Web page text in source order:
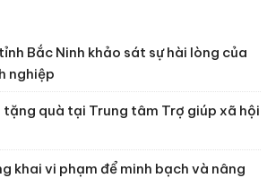
Bắc Ninh khảo sát sự hài lòng của
nghiệp
tặng quà tại Trung tâm Trợ giúp xã hội
khai vi phạm để minh bạch và nâng